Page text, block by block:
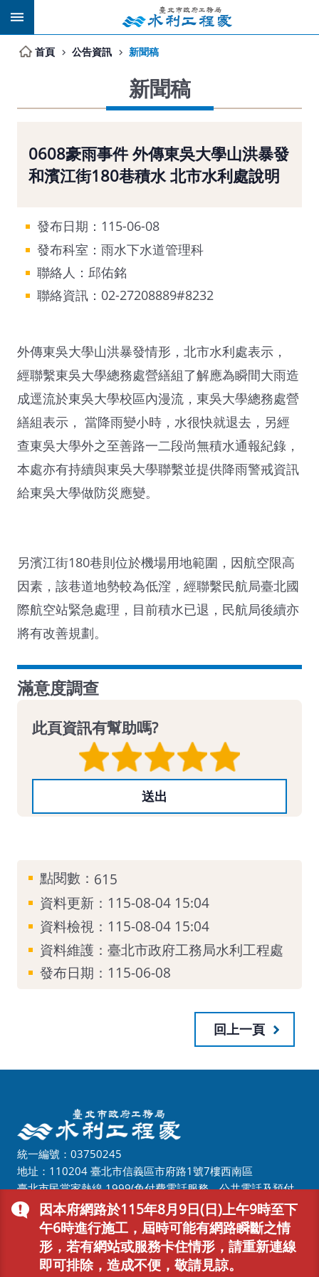
跳到主要內容區塊
因本府網路於115年8月9日(日)上午9時至下
午6時進行施工，屆時可能有網路瞬斷之情
形，若有網站或服務卡住情形，請重新連線
即可排除，造成不便，敬請見諒。
首頁 公告資訊 新聞稿
新聞稿
0608豪雨事件 外傳東吳大學山洪暴發
和濱江街180巷積水 北市水利處說明
發布日期：115-06-08
發布科室：雨水下水道管理科
聯絡人：邱佑銘
聯絡資訊：02-27208889#8232
外傳東吳大學山洪暴發情形，北市水利處表示，
經聯繫東吳大學總務處營繕組了解應為瞬間大雨造
成逕流於東吳大學校區內漫流，東吳大學總務處營
繕組表示， 當降雨變小時，水很快就退去，另經
查東吳大學外之至善路一二段尚無積水通報紀錄，
本處亦有持續與東吳大學聯繫並提供降雨警戒資訊
給東吳大學做防災應變。
另濱江街180巷則位於機場用地範圍，因航空限高
因素，該巷道地勢較為低漥，經聯繫民航局臺北國
際航空站緊急處理，目前積水已退，民航局後續亦
將有改善規劃。
滿意度調查
此頁資訊有幫助嗎?
點閱數： 615
資料更新：115-08-04 15:04
資料檢視：115-08-04 15:04
資料維護：臺北市政府工務局水利工程處
發布日期：115-06-08
回上一頁
統一編號：03750245
地址：110204 臺北市信義區市府路1號7樓西南區
臺北市民當家熱線1999(免付費電話服務，公共電話及預付
卡除外)
外縣市請撥(02)2725-8149